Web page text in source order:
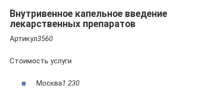
Внутривенное капельное введение
лекарственных препаратов
Артикул3560
Стоимость услуги
Москва1 230